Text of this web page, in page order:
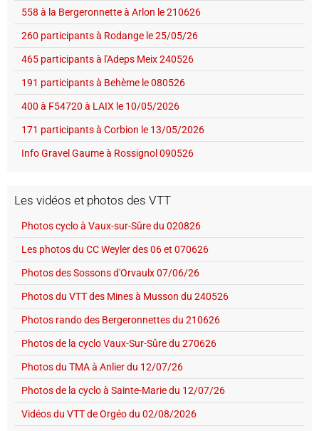
558 à la Bergeronnette à Arlon le 210626
260 participants à Rodange le 25/05/26
465 participants à l'Adeps Meix 240526
191 participants à Behème le 080526
400 à F54720 à LAIX le 10/05/2026
171 participants à Corbion le 13/05/2026
Info Gravel Gaume à Rossignol 090526
Les vidéos et photos des VTT
Photos cyclo à Vaux-sur-Sûre du 020826
Les photos du CC Weyler des 06 et 070626
Photos des Sossons d'Orvaulx 07/06/26
Photos du VTT des Mines à Musson du 240526
Photos rando des Bergeronnettes du 210626
Photos de la cyclo Vaux-Sur-Sûre du 270626
Photos du TMA à Anlier du 12/07/26
Photos de la cyclo à Sainte-Marie du 12/07/26
Vidéos du VTT de Orgéo du 02/08/2026